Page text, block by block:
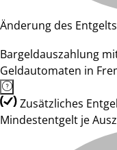
Änderung des
Bargeldauszahlung
Geldautomaten in
Zusätzliches
Mindestentgelt je